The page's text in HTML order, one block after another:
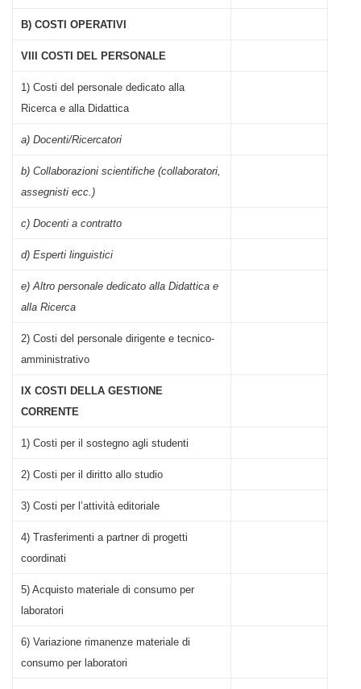
B) COSTI OPERATIVI
VIII COSTI DEL PERSONALE
1) Costi del personale dedicato alla
Ricerca e alla Didattica
a) Docenti/Ricercatori
b) Collaborazioni scientifiche (collaboratori,
assegnisti ecc.)
c) Docenti a contratto
d) Esperti linguistici
e) Altro personale dedicato alla Didattica e
alla Ricerca
2) Costi del personale dirigente e tecnico-
amministrativo
IX COSTI DELLA GESTIONE
CORRENTE
1) Costi per il sostegno agli studenti
2) Costi per il diritto allo studio
3) Costi per l’attività editoriale
4) Trasferimenti a partner di progetti
coordinati
5) Acquisto materiale di consumo per
laboratori
6) Variazione rimanenze materiale di
consumo per laboratori